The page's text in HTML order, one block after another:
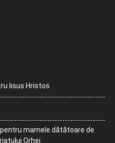
Iisus Hristos
mamele dătătoare de
Orhei